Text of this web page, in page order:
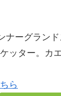
ナーグラン
ッター。カ
ら